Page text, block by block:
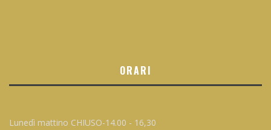
ORARI
Lunedì mattino CHIUSO-14.00 - 16,30